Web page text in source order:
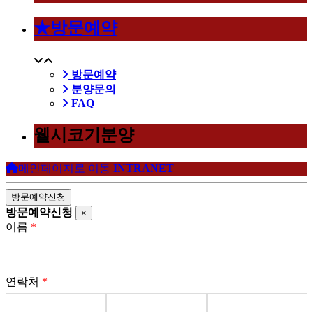
★방문예약
방문예약
분양문의
FAQ
웰시코기분양
메인페이지로 이동 INTRANET
방문예약신청
방문예약신청 ×
이름 *
연락처 *